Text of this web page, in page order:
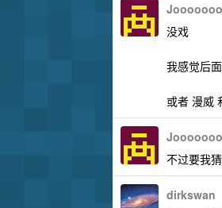
没戏
我感觉后
或者 漫威
不过要我
dirkswan